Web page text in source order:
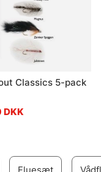
Classics 5-pack